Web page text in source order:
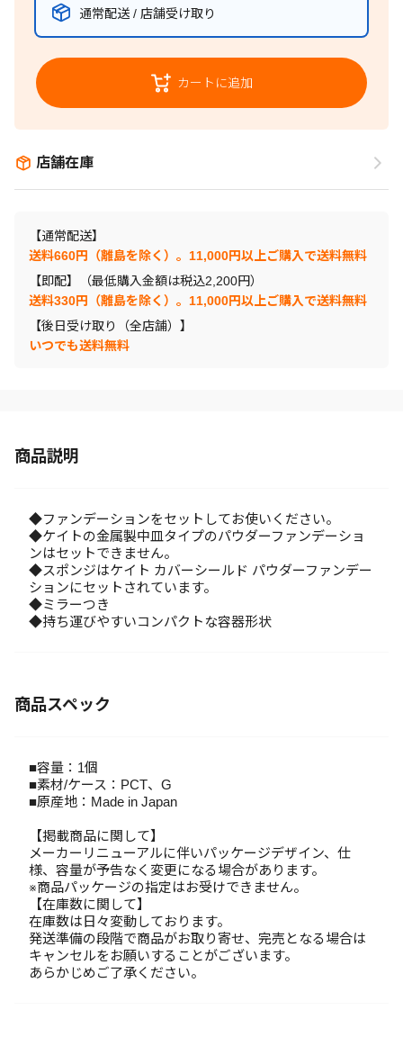
通常配送 / 店舗受け取り
カートに追加
店舗在庫
【通常配送】
送料660円（離島を除く）。11,000円以上ご購入で送料無料
【即配】（最低購入金額は税込2,200円）
送料330円（離島を除く）。11,000円以上ご購入で送料無料
【後日受け取り（全店舗）】
いつでも送料無料
商品説明
◆ファンデーションをセットしてお使いください。
◆ケイトの金属製中皿タイプのパウダーファンデーショ
ンはセットできません。
◆スポンジはケイト カバーシールド パウダーファンデー
ションにセットされています。
◆ミラーつき
◆持ち運びやすいコンパクトな容器形状
商品スペック
■容量：1個
■素材/ケース：PCT、G
■原産地：Made in Japan
【掲載商品に関して】
メーカーリニューアルに伴いパッケージデザイン、仕
様、容量が予告なく変更になる場合があります。
※商品パッケージの指定はお受けできません。
【在庫数に関して】
在庫数は日々変動しております。
発送準備の段階で商品がお取り寄せ、完売となる場合は
キャンセルをお願いすることがございます。
あらかじめご了承ください。